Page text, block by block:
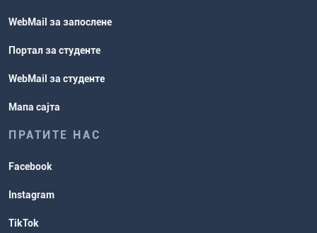
WebMail за запослене
Портал за студенте
WebMail за студенте
Мапа сајта
ПРАТИТЕ НАС
Facebook
Instagram
TikTok